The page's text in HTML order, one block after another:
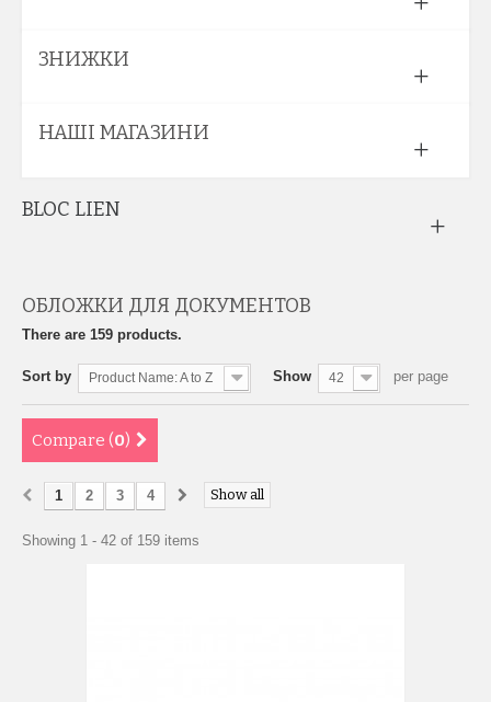
ЗНИЖКИ
НАШІ МАГАЗИНИ
BLOC LIEN
ОБЛОЖКИ ДЛЯ ДОКУМЕНТОВ
There are 159 products.
Sort by Product Name: A to Z Show 42 per page
Compare (0)
Show all
1 2 3 4
Showing 1 - 42 of 159 items